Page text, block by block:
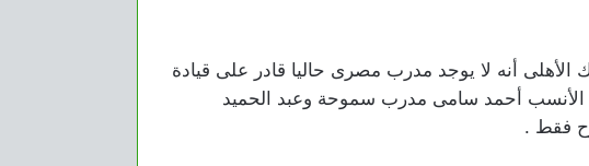
الأهلى أنه لا يوجد مدرب مصرى حاليا قادر على قيادة
الأنسب أحمد سامى مدرب سموحة وعبد الحميد
فقط .